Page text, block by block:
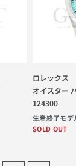
ロレックス
オイスター
124300
生産終了モデ
SOLD OUT